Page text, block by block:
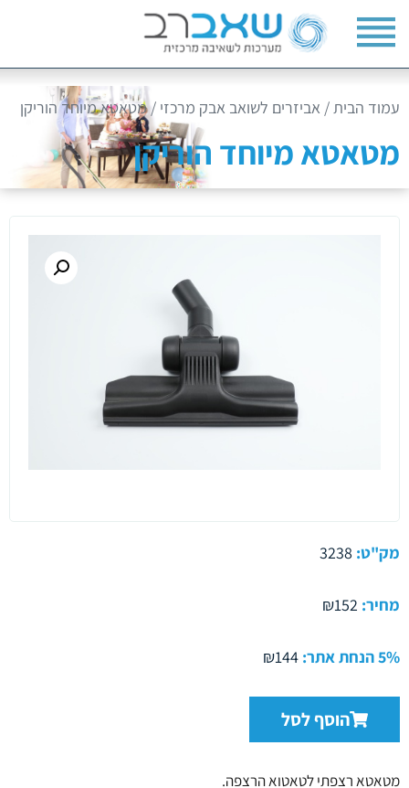
עמוד הבית/ אביזרים לשואב אבק מרכזי / מטאטא מיוחד הוריקן
מטאטא מיוחד הוריקן
מק"ט: 3238
מחיר: ₪152
5% הנחת אתר: ₪144
הוסף לסל
מטאטא רצפתי לטאטוא הרצפה.